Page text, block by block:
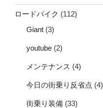
ロードバイク (112)
Giant (3)
youtube (2)
メンテナンス (4)
今日の街乗り反省点 (4)
街乗り装備 (33)